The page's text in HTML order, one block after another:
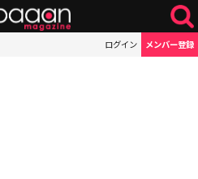
ログイン メンバー登録